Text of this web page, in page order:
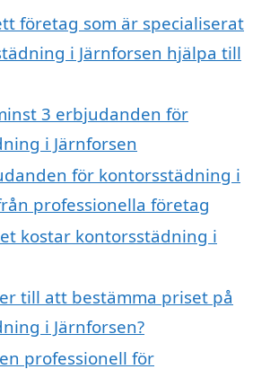
företag som är specialiserat
i Järnforsen hjälpa till
3 erbjudanden för
i Järnforsen
för kontorsstädning i
professionella företag
kostar kontorsstädning i
till att bestämma priset på
i Järnforsen?
professionell för